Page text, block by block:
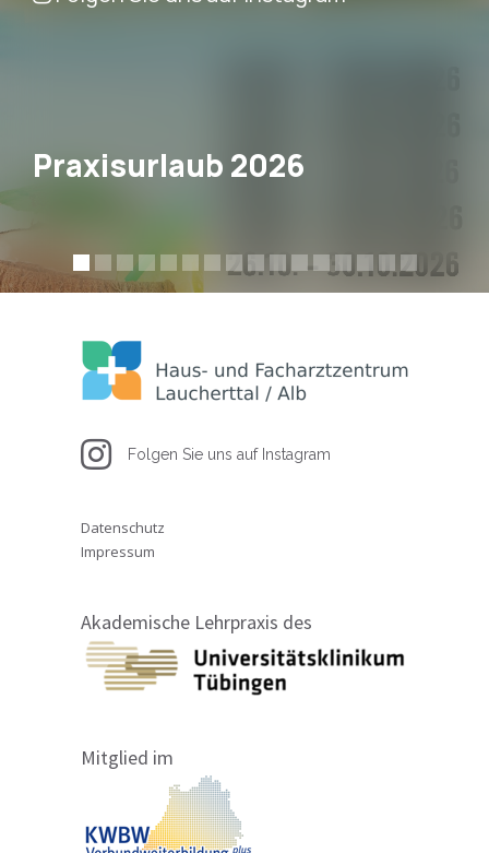
Praxisurlaub 2026
Folgen Sie uns auf Instagram
Datenschutz
Impressum
Akademische Lehrpraxis des
Mitglied im